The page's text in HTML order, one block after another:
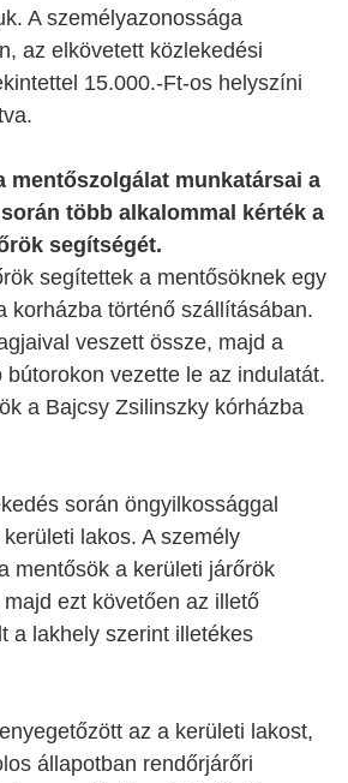
A személyazonossága
az elkövetett közlekedési
15.000.-Ft-os helyszíni
mentőszolgálat munkatársai a
több alkalommal kérték a
segítségét.
segítettek a mentősöknek egy
korházba történő szállításában.
veszett össze, majd a
bútorokon vezette le az indulatát.
a Bajcsy Zsilinszky kórházba
során öngyilkossággal
lakos. A személy
mentősök a kerületi járőrök
ezt követően az illető
a lakhely szerint illetékes
az a kerületi lakost,
állapotban rendőrjárőri